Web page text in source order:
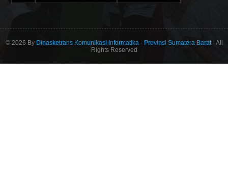
© 2026 By Dinasketrans Komunikasi informatika - Provinsi Sumatera Barat- All
Rights Reserved